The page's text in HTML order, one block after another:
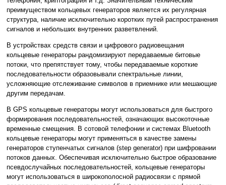
преимуществом кольцевых генераторов является их регулярная
структура, наличие исключительно коротких путей распространения
сигналов и небольших внутренних разветвлений.
В устройствах средств связи и цифрового радиовещания
кольцевые генераторы рандомизируют передаваемые битовые
потоки, что препятствует тому, чтобы передаваемые короткие
последовательности образовывали спектральные линии,
усложняющие отслеживание символов в приемнике или мешающие
другим передачам.
В GPS кольцевые генераторы могут использоваться для быстрого
формирования последовательностей, означающих высокоточные
временные смещения. В сотовой телефонии и системах Bluetooth
кольцевые генераторы могут применяться в качестве замены
генераторов ступенчатых сигналов (step generator) при шифровании
потоков данных. Обеспечивая исключительно быстрое образование
псевдослучайных последовательностей, кольцевые генераторы
могут использоваться в широкополосной радиосвязи с прямой